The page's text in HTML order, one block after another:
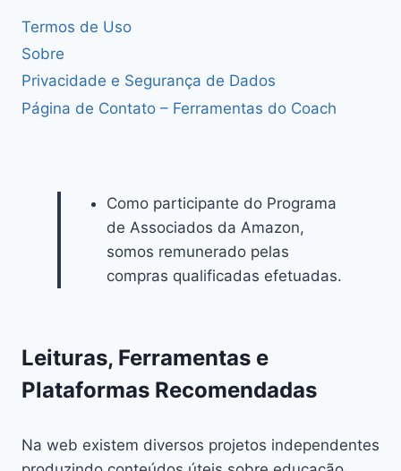
Termos de Uso
Sobre
Privacidade e Segurança de Dados
Página de Contato – Ferramentas do Coach
Como participante do Programa
de Associados da Amazon,
somos remunerado pelas
compras qualificadas efetuadas.
Leituras, Ferramentas e
Plataformas Recomendadas
Na web existem diversos projetos independentes